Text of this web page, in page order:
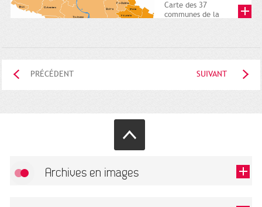
Carte des 37
communes de la
PRÉCÉDENT SUIVANT
Archives en images